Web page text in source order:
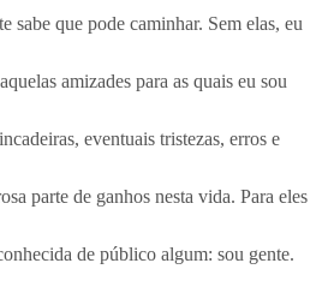
sabe que pode caminhar. Sem elas, eu
amizades para as quais eu sou
eventuais tristezas, erros e
parte de ganhos nesta vida. Para eles
de público algum: sou gente.